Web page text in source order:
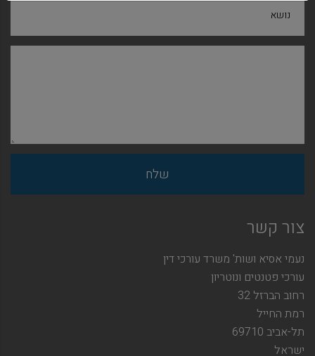
צור קשר
נעמי אסיא ושות' משרד עורכי דין
עורכי פטנטים ונוטריון
רחוב הברזל 32
רמת החייל
תל-אביב 69710
ישראל
נושא